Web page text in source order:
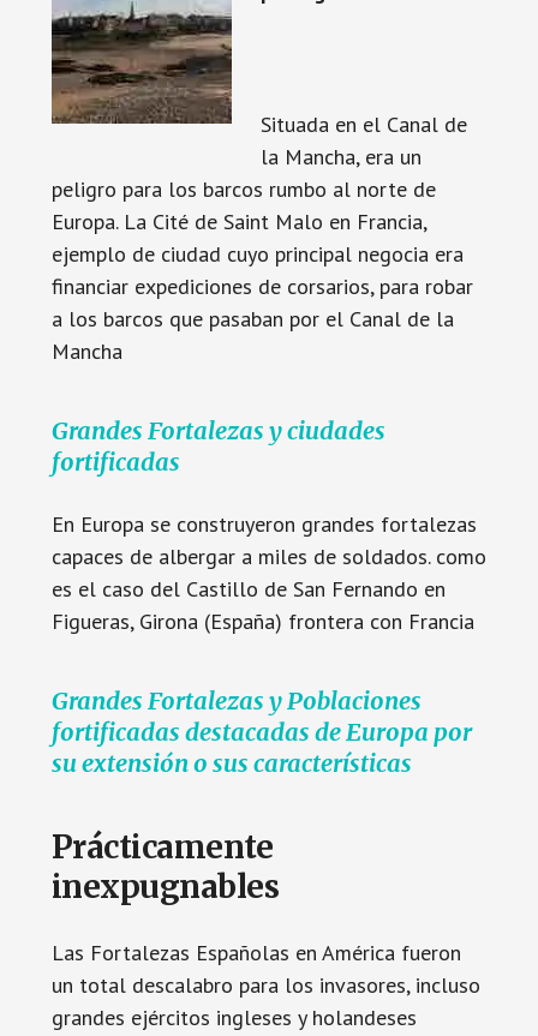
Situada en el Canal de
la Mancha, era un
peligro para los barcos rumbo al norte de
Europa. La Cité de Saint Malo en Francia,
ejemplo de ciudad cuyo principal negocia era
financiar expediciones de corsarios, para robar
a los barcos que pasaban por el Canal de la
Mancha
Grandes Fortalezas y ciudades
fortificadas
En Europa se construyeron grandes fortalezas
capaces de albergar a miles de soldados. como
es el caso del Castillo de San Fernando en
Figueras, Girona (España) frontera con Francia
Grandes Fortalezas y Poblaciones
fortificadas destacadas de Europa por
su extensión o sus características
Prácticamente
inexpugnables
Las Fortalezas Españolas en América fueron
un total descalabro para los invasores, incluso
grandes ejércitos ingleses y holandeses